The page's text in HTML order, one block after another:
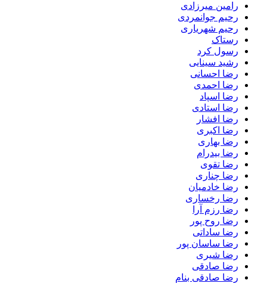
رامین میرزادی
رحیم جوانمردی
رحیم شهریاری
رستاک
رسول کرد
رشید سینایی
رضا احسانی
رضا احمدی
رضا اسپاد
رضا استادی
رضا افشار
رضا اکبری
رضا بهاری
رضا بیدرام
رضا تقوی
رضا چناری
رضا خادمیان
رضا رخساری
رضا رزم آرا
رضا روح پور
رضا ساداتی
رضا ساسان پور
رضا شیری
رضا صادقی
رضا صادقی بنام